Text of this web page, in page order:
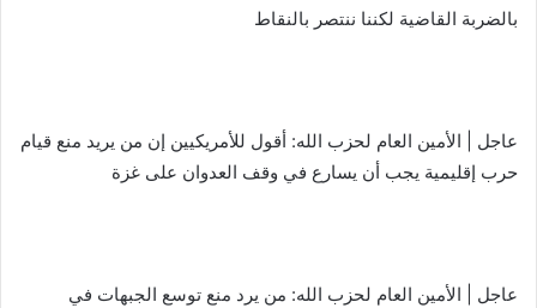
بالضربة القاضية لكننا ننتصر بالنقاط
عاجل | الأمين العام لحزب الله: أقول للأمريكيين إن من يريد منع قيام
حرب إقليمية يجب أن يسارع في وقف العدوان على غزة
عاجل | الأمين العام لحزب الله: من يرد منع توسع الجبهات في